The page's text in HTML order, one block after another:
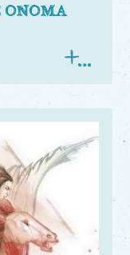
ΟΝΟΜΑ